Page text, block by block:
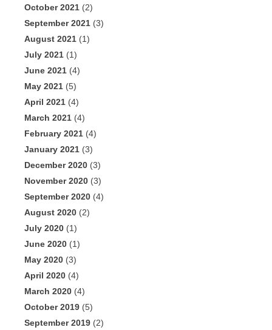
October 2021 (2)
September 2021 (3)
August 2021 (1)
July 2021 (1)
June 2021 (4)
May 2021 (5)
April 2021 (4)
March 2021 (4)
February 2021 (4)
January 2021 (3)
December 2020 (3)
November 2020 (3)
September 2020 (4)
August 2020 (2)
July 2020 (1)
June 2020 (1)
May 2020 (3)
April 2020 (4)
March 2020 (4)
October 2019 (5)
September 2019 (2)